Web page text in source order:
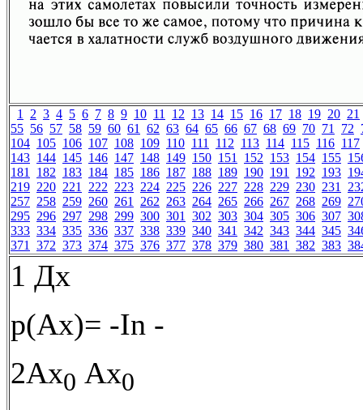
1 2 3 4 5 6 7 8 9 10 11 12 13 14 15 16 17 18 19 20 21
55 56 57 58 59 60 61 62 63 64 65 66 67 68 69 70 71 72
104 105 106 107 108 109 110 111 112 113 114 115 116 117
143 144 145 146 147 148 149 150 151 152 153 154 155
181 182 183 184 185 186 187 188 189 190 191 192 193
219 220 221 222 223 224 225 226 227 228 229 230 231
257 258 259 260 261 262 263 264 265 266 267 268 269
295 296 297 298 299 300 301 302 303 304 305 306 307
333 334 335 336 337 338 339 340 341 342 343 344 345
371 372 373 374 375 376 377 378 379 380 381 382 383
1 Дх
р(Ах)= -In -
2Ах0 Ах0